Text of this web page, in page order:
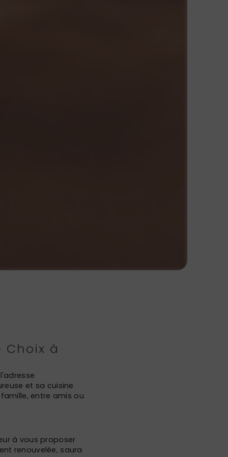
à
et sa cuisine
entre amis ou
à vous proposer
renouvelée, saura